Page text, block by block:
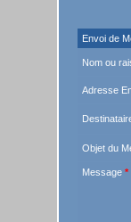
Envoi de
Nom ou
Adresse
Objet du
Message *